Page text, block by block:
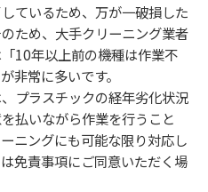
ているため、 万が一破損した
ため、 大手クリーニング業者
10年以上前の機種は作業不
非常に多いです。
プラスチックの経年劣化状況
払いながら作業を行うこと
ニングにも可能な限り対応し
免責事項にご同意いただく場